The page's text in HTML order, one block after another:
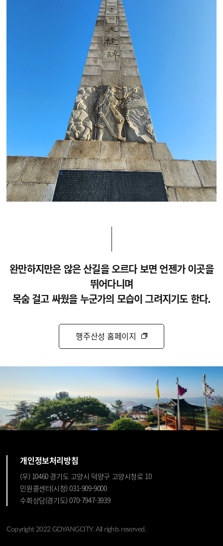
완만하지만은 않은 산길을 오르다 보면 언젠가 이곳을
뛰어다니며
목숨 걸고 싸웠을 누군가의 모습이 그려지기도 한다.
행주산성 홈페이지
개인정보처리방침
(우) 10460 경기도 고양시 덕양구 고양시청로 10
민원콜센터(시청) 031-909-9000
수화상담(경기도) 070-7947-3939
Copyright 2022 GOYANGCITY. All rights reserved.